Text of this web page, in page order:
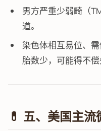
男方严重少弱畸（
道。
染色体相互易位、
胎数少，可能得不偿
💊 五、美国主